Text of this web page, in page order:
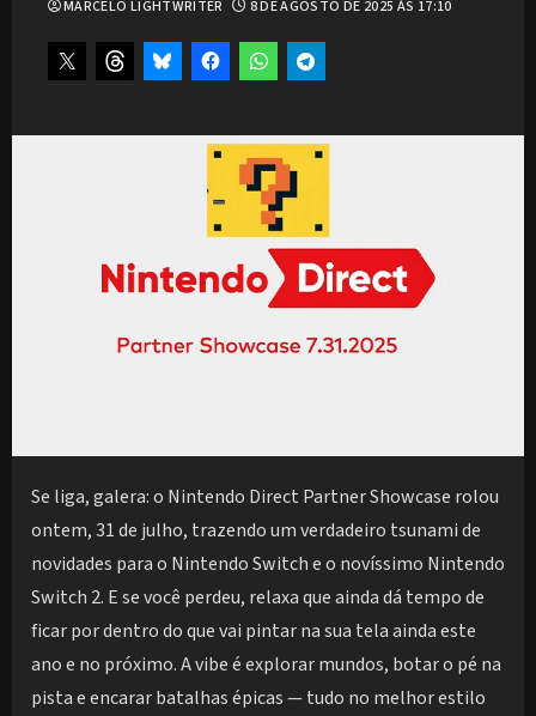
MARCELO LIGHTWRITER 8 DE AGOSTO DE 2025 ÀS 17:10
Se liga, galera: o Nintendo Direct Partner Showcase rolou
ontem, 31 de julho, trazendo um verdadeiro tsunami de
novidades para o Nintendo Switch e o novíssimo Nintendo
Switch 2. E se você perdeu, relaxa que ainda dá tempo de
ficar por dentro do que vai pintar na sua tela ainda este
ano e no próximo. A vibe é explorar mundos, botar o pé na
pista e encarar batalhas épicas — tudo no melhor estilo